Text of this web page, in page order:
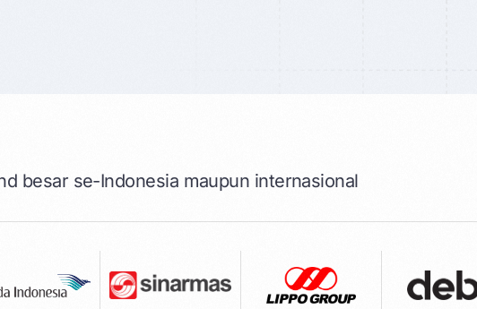
besar se-Indonesia maupun internasional